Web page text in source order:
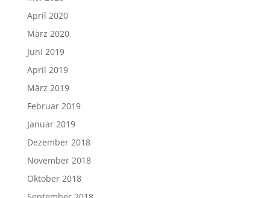
April 2020
März 2020
Juni 2019
April 2019
März 2019
Februar 2019
Januar 2019
Dezember 2018
November 2018
Oktober 2018